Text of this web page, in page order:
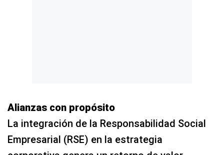
Alianzas con propósito
La integración de la Responsabilidad Social
Empresarial (RSE) en la estrategia